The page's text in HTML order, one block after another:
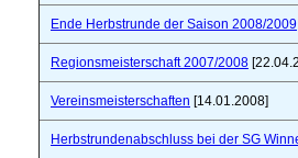
Ende Herbstrunde der Saison 2008/2009
Regionsmeisterschaft 2007/2008
Vereinsmeisterschaften [14.01.2008]
Herbstrundenabschluss bei der SG